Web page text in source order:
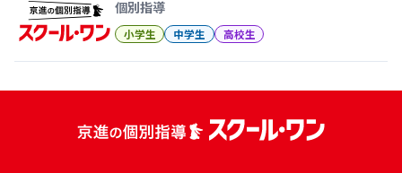
個別指導
小学生 中学生 高校生